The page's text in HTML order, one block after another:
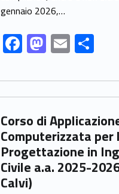
gennaio 2026,…
F
ac
e
b
o
o
k
M
as
to
d
o
n
E
m
ai
l
C
n
di
vi
di
Link identifier archive #link-archive-64803
Corso di
Computerizzata per
Progettazione in
Civile a.a. 2025-
Calvi)